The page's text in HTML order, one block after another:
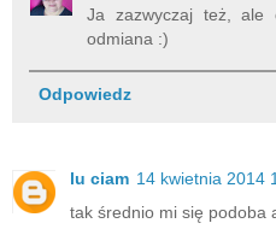
Ja zazwyczaj też, ale
odmiana :)
Odpowiedz
lu ciam 14 kwietnia 2014
tak średnio mi się podoba